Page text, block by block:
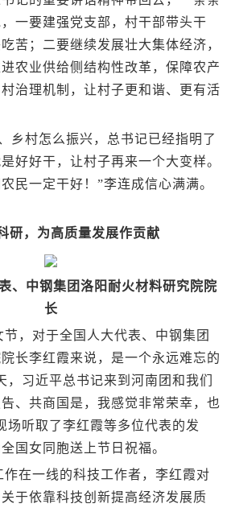
一要建强党支部，村干部带头干
苦；二要继续发展壮大集体经济，
农业供给侧结构性改革，保障农产
治理机制，让村子更和谐、更有活
乡村怎么振兴，总书记已经指明了
好好干，让村子再来一个大变样。
民一定干好！”李连成信心满满。
研，为高质量发展作贡献
、中钢集团洛阳耐火材料研究院院
长
，对于全国人大代表、中钢集团
长李红霞来说，是一个永远难忘的
，习近平总书记来到河南团和我们
、共商国是，我感觉非常荣幸，也
场听取了李红霞等多位代表的发
国女同胞送上节日祝福。
作在一线的科技工作者，李红霞对
于依靠科技创新提高经济发展质